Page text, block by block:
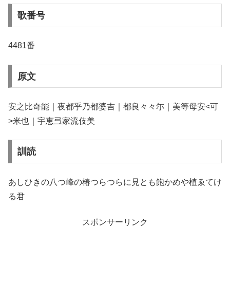
歌番号
4481番
原文
安之比奇能｜夜都乎乃都婆吉｜都良々々尓｜美等母安<可
>米也｜宇恵弖家流伎美
訓読
あしひきの八つ峰の椿つらつらに見とも飽かめや植ゑてけ
る君
スポンサーリンク